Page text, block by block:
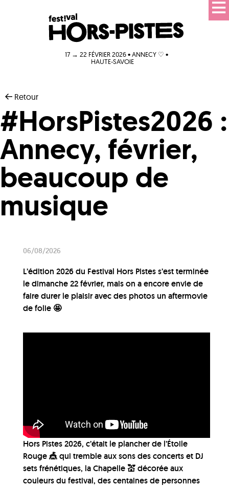
17 → 22 FÉVRIER 2026 • ANNECY ♡ •
HAUTE-SAVOIE
Retour
#HorsPistes2026 :
Annecy, février,
beaucoup de
musique
06/08/2026
L’édition 2026 du Festival Hors Pistes s’est terminée
le dimanche 22 février, mais on a encore envie de
faire durer le plaisir avec des photos un aftermovie
de folie 🤩
Hors Pistes 2026, c’était le plancher de l’Étoile
Rouge 🎪 qui tremble aux sons des concerts et DJ
sets frénétiques, la Chapelle 💒 décorée aux
couleurs du festival, des centaines de personnes